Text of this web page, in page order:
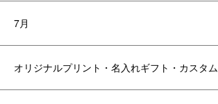
7月
オリジナルプリント・名入れギフト・カスタム